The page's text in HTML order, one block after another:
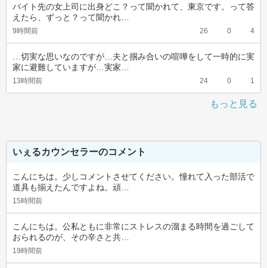
バイト先の女上司に出身どこ？って聞かれて、東京です。って答
えたら、ずっと？って聞かれ…
9時間前 26 0 4
…切実な思いなのですが…夫と掴み合いの喧嘩をして一時的に実
家に避難していますが…実家…
13時間前 24 0 1
もっと見る
いぇるカウンセラーのコメント
こんにちは。少しコメントさせてください。憧れて入った部活で
道具も揃えたんですよね。頑…
15時間前
こんにちは。公私ともに非常にストレスの溜まる時間を過ごして
おられるのが、その辛さと共…
19時間前